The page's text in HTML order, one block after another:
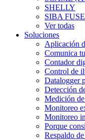
SHELLY
SIBA
Ver todas
Soluciones
Aplicación
Comunica
Contador
Control de
Datalogger
Detección
Medición
Monitoreo
Monitoreo
Porque
Respaldo